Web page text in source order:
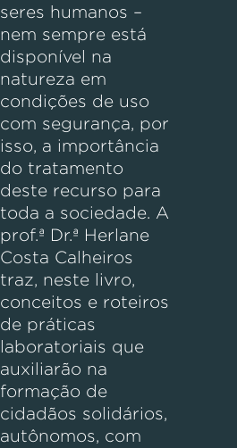
seres humanos –
nem sempre está
disponível na
natureza em
condições de uso
com segurança, por
isso, a importância
do tratamento
deste recurso para
toda a sociedade. A
prof.ª Dr.ª Herlane
Costa Calheiros
traz, neste livro,
conceitos e roteiros
de práticas
laboratoriais que
auxiliarão na
formação de
cidadãos solidários,
autônomos, com